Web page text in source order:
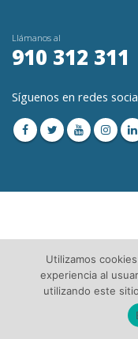
Llámanos al
910 312 311
Síguenos en redes
© Copyright 2023. Todos los
Asesorías
Utilizamos
experiencia al
utilizando este